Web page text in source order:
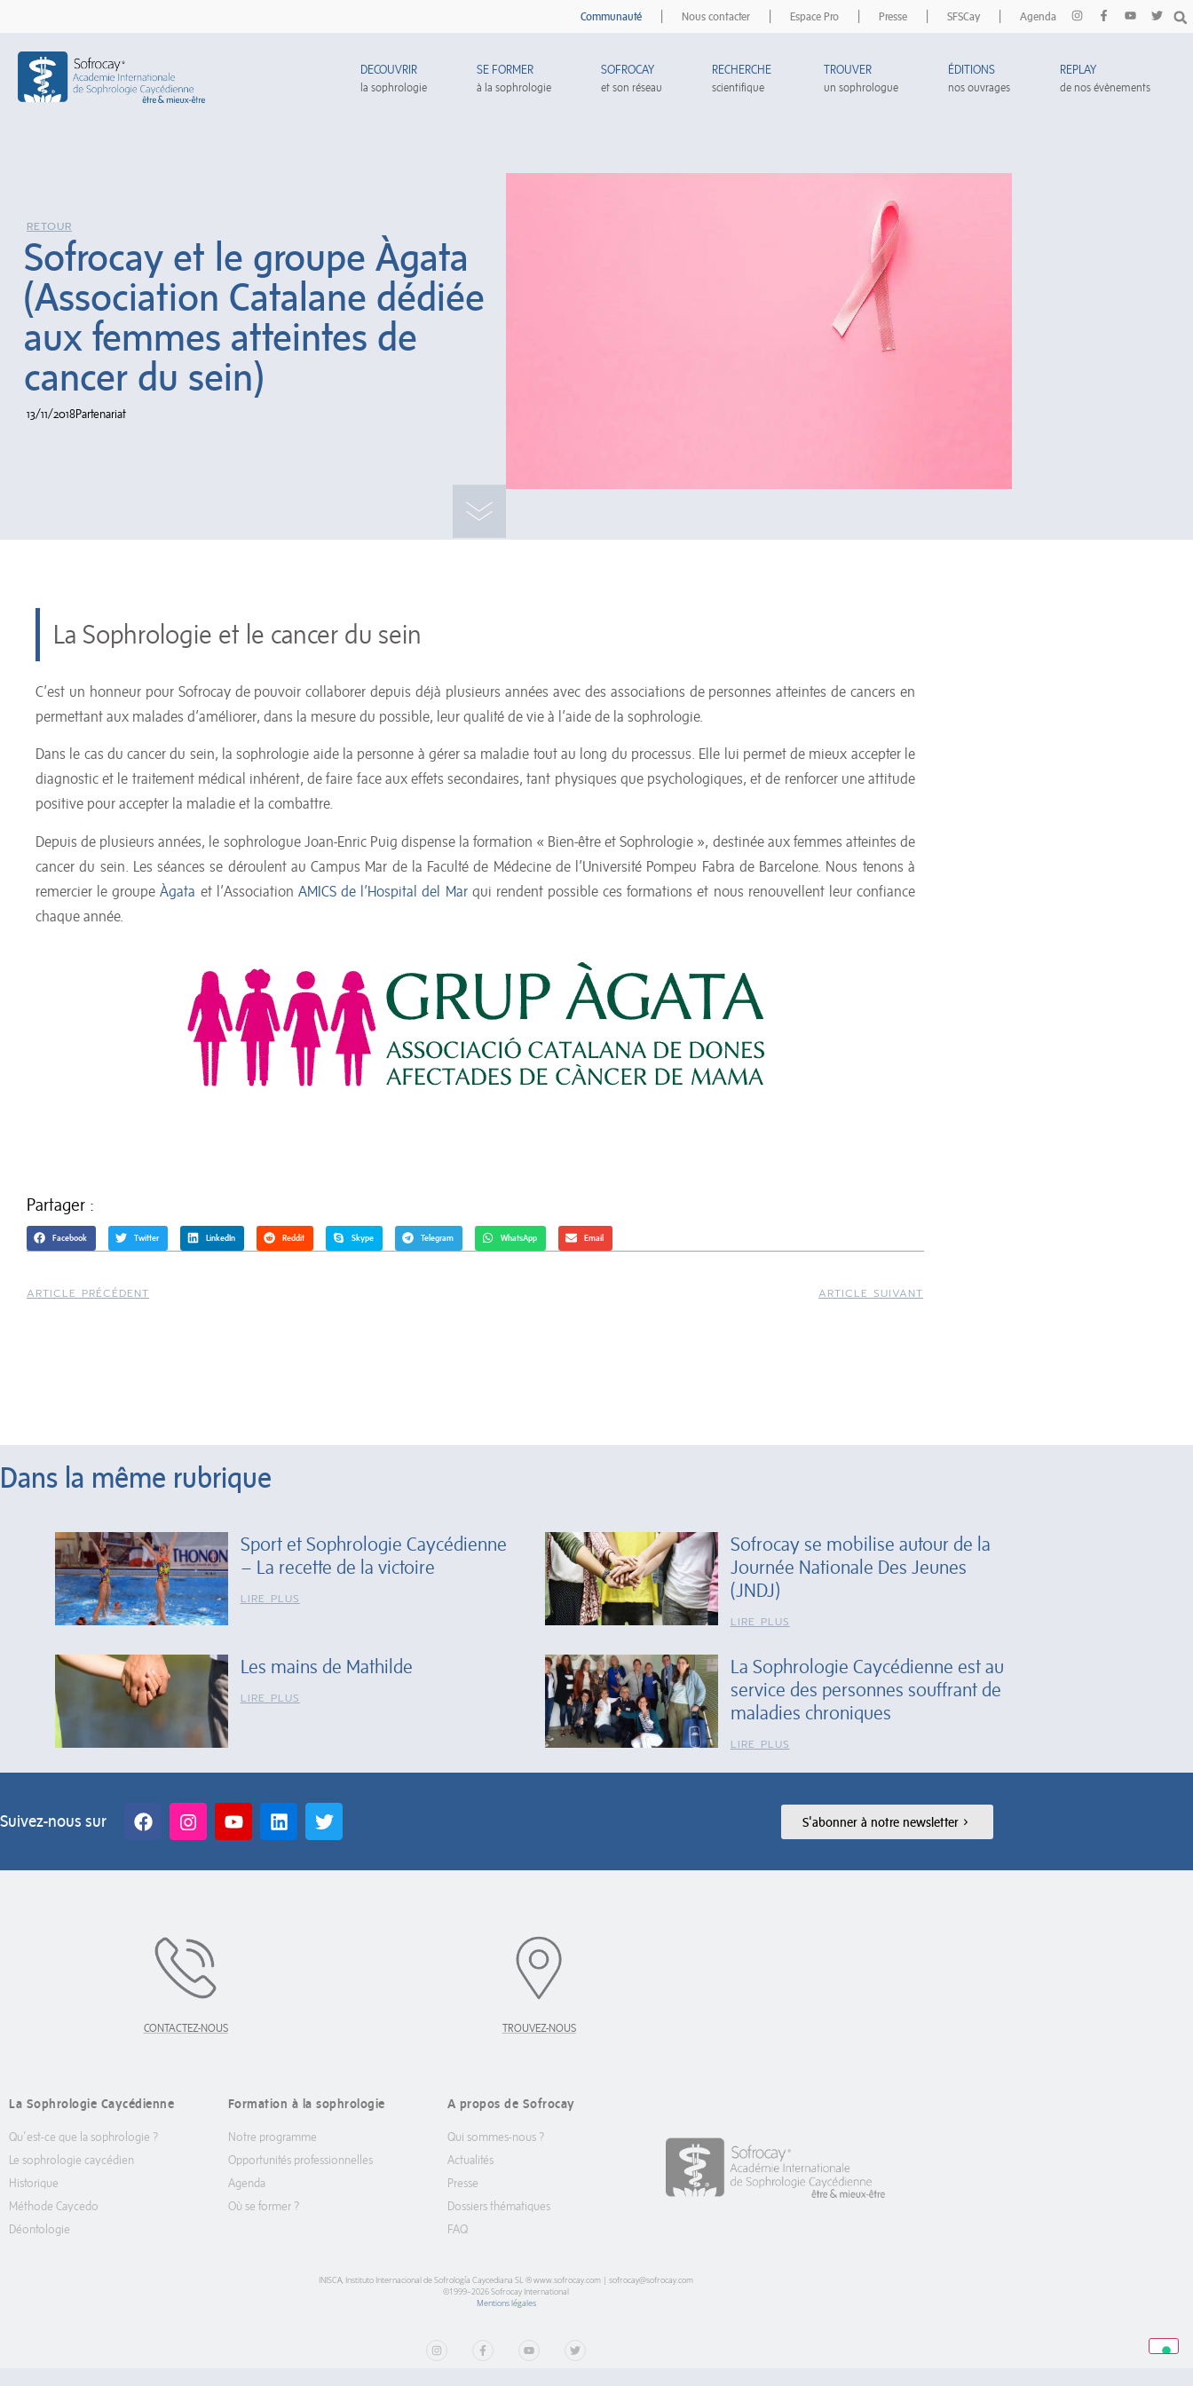
Communauté Nous contacter Espace Pro Presse SFSCay Agenda
DECOUVRIR
la sophrologie
SE FORMER
à la sophrologie
SOFROCAY
et son réseau
RECHERCHE
scientifique
TROUVER
un sophrologue
ÉDITIONS
nos ouvrages
REPLAY
de nos évènements
RETOUR
Sofrocay et le groupe Àgata
(Association Catalane dédiée
aux femmes atteintes de
cancer du sein)
13/11/2018Partenariat
La Sophrologie et le cancer du sein
C’est un honneur pour Sofrocay de pouvoir collaborer depuis déjà plusieurs années avec des associations de personnes atteintes de cancers en
permettant aux malades d’améliorer, dans la mesure du possible, leur qualité de vie à l’aide de la sophrologie.
Dans le cas du cancer du sein, la sophrologie aide la personne à gérer sa maladie tout au long du processus. Elle lui permet de mieux accepter le
diagnostic et le traitement médical inhérent, de faire face aux effets secondaires, tant physiques que psychologiques, et de renforcer une attitude
positive pour accepter la maladie et la combattre.
Depuis de plusieurs années, le sophrologue Joan-Enric Puig dispense la formation « Bien-être et Sophrologie », destinée aux femmes atteintes de
cancer du sein. Les séances se déroulent au Campus Mar de la Faculté de Médecine de l’Université Pompeu Fabra de Barcelone. Nous tenons à
remercier le groupeÀgata et l’Association AMICS de l’Hospital del Marqui rendent possible ces formations et nous renouvellent leur confiance
chaque année.
Partager :
Facebook Twitter LinkedIn Reddit Skype Telegram WhatsApp Email
ARTICLE PRÉCÉDENT ARTICLE SUIVANT
Dans la même rubrique
Sport et Sophrologie Caycédienne
– La recette de la victoire
LIRE PLUS
Sofrocay se mobilise autour de la
Journée Nationale Des Jeunes
(JNDJ)
LIRE PLUS
Les mains de Mathilde
LIRE PLUS
La Sophrologie Caycédienne est au
service des personnes souffrant de
maladies chroniques
LIRE PLUS
Suivez-nous sur S'abonner à notre newsletter
CONTACTEZ-NOUS TROUVEZ-NOUS
La Sophrologie Caycédienne
Qu’est-ce que la sophrologie ?
Le sophrologie caycédien
Historique
Méthode Caycedo
Déontologie
Formation à la sophrologie
Notre programme
Opportunités professionnelles
Agenda
Où se former ?
A propos de Sofrocay
Qui sommes-nous ?
Actualités
Presse
Dossiers thématiques
FAQ
INISCA, Instituto Internacional de Sofrología Caycediana SL ® www.sofrocay.com | sofrocay@sofrocay.com
©1999–2026 Sofrocay International
Mentions légales